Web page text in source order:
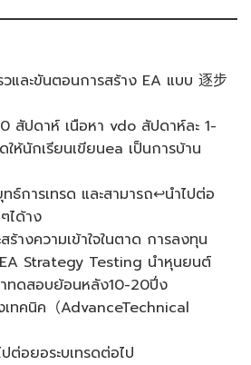
วและขันตอนการสร้าง EA แบบ 逐步
สัปดาห์ เนือหา vdo สัปดาห์ละ 1-
ห้นักเรียนเขียนea เป็นการบ้าน
ธ์การเทรด และสามารถ↩นำไปต่อ
ได้าง
ร้างความเข้าใจในตาด การลงทุน
Strategy Testing นำหุนยนต์
าทดสอบย้อนหลัง10-20ปี่ง
งเทคนิค（AdvanceTechnical
ต่อยอระบเทรดต่อไป